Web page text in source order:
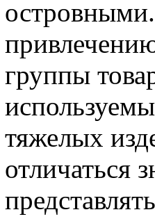
группы
тяжелых
отличаться